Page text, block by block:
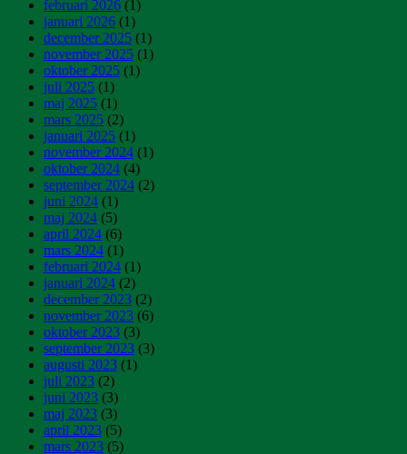
februari 2026 (1)
januari 2026 (1)
december 2025 (1)
november 2025 (1)
oktober 2025 (1)
juli 2025 (1)
maj 2025 (1)
mars 2025 (2)
januari 2025 (1)
november 2024 (1)
oktober 2024 (4)
september 2024 (2)
juni 2024 (1)
maj 2024 (5)
april 2024 (6)
mars 2024 (1)
februari 2024 (1)
januari 2024 (2)
december 2023 (2)
november 2023 (6)
oktober 2023 (3)
september 2023 (3)
augusti 2023 (1)
juli 2023 (2)
juni 2023 (3)
maj 2023 (3)
april 2023 (5)
mars 2023 (5)